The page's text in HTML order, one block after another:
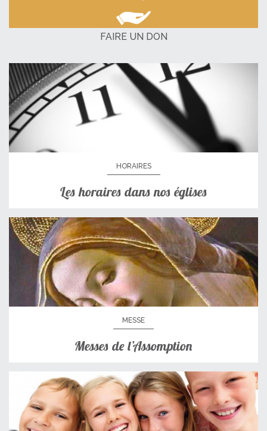
FAIRE UN DON
HORAIRES
Les horaires dans nos églises
MESSE
Messes de l’Assomption